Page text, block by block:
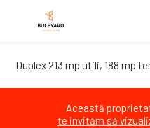
Duplex 213 mp utili, 188 mp
Această
te invităm să